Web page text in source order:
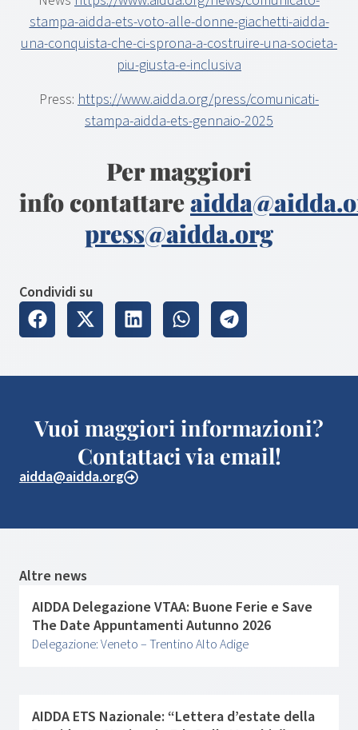
stampa-aidda-ets-voto-alle-donne-giachetti-aidda-
una-conquista-che-ci-sprona-a-costruire-una-societa-
piu-giusta-e-inclusiva
Press: https://www.aidda.org/press/comunicati-
stampa-aidda-ets-gennaio-2025
Per maggiori
info contattare
press@aidda.org
Condividi su
Vuoi maggiori informazioni?
Contattaci via email!
aidda@aidda.org
Altre news
AIDDA Delegazione VTAA: Buone Ferie e Save
The Date Appuntamenti Autunno 2026
Delegazione: Veneto – Trentino Alto Adige
AIDDA ETS Nazionale: “Lettera d’estate della